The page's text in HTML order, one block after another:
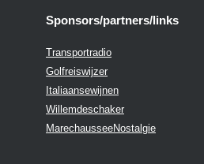
Sponsors/partners/links
Transportradio
Golfreiswijzer
Italiaansewijnen
Willemdeschaker
MarechausseeNostalgie